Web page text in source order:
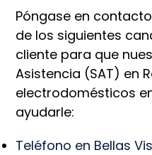
Póngase en
de los siguientes
cliente para que
Asistencia (SAT) en
electrodomésticos
ayudarle:
Teléfono en Bellas